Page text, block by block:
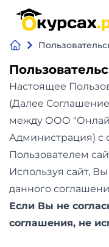
Настоящее
(Далее
между ООО
Администрация) с
Пользователем
Используя сайт,
данного
Если Вы не
соглашения, не
Бизнес
и
Дизайн